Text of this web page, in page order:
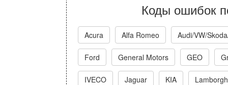
Коды ошибок
Acura Alfa Romeo Audi/VW/
Ford General Motors GEO
IVECO Jaguar KIA